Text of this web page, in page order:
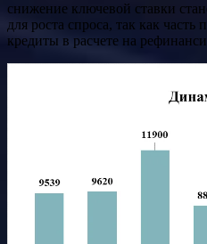
снижение ключевой ставки
для роста спроса, так как часть
кредиты в расчете на